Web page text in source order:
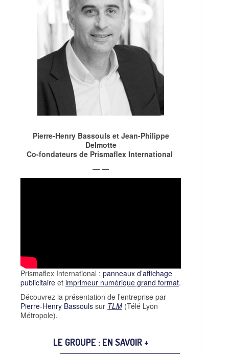
Pierre-Henry Bassouls et Jean-Philippe
Delmotte
Co-fondateurs de Prismaflex International
— —
Prismaflex International : panneaux d’affichage
publicitaire et imprimeur numérique grand format.
Découvrez la présentation de l’entreprise par
Pierre-Henry Bassouls sur TLM (Télé Lyon
Métropole).
LE GROUPE : EN SAVOIR +